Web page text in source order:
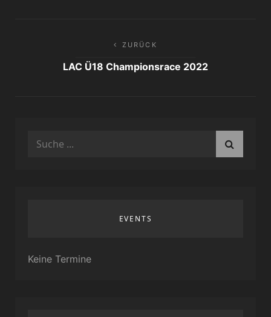
ZURÜCK
LAC Ü18 Championsrace 2022
Search
EVENTS
Keine Termine